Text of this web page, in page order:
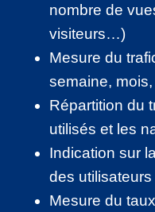
nombre de
visiteurs…)
Mesure du
semaine,
Répartition du
utilisés et les
Indication sur
des utilisateurs
Mesure du